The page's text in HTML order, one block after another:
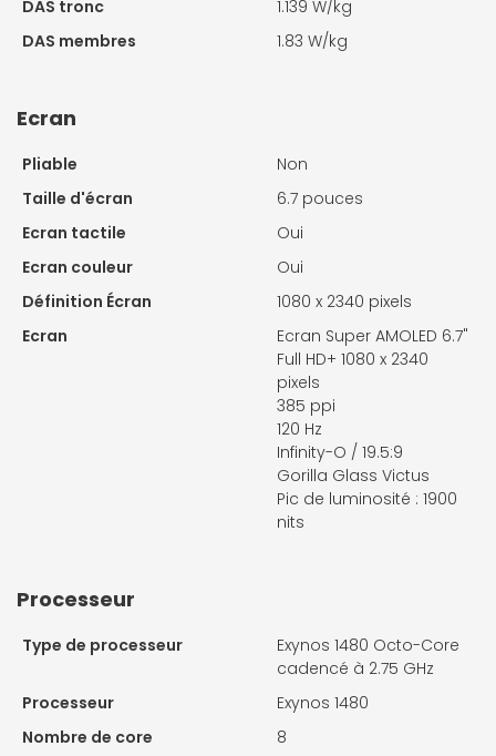
DAS tronc
1.139 W/kg
DAS membres
1.83 W/kg
Ecran
Pliable
Non
Taille d'écran
6.7 pouces
Ecran tactile
Oui
Ecran couleur
Oui
Définition Écran
1080 x 2340 pixels
Ecran
Ecran Super AMOLED 6.7"
Full HD+ 1080 x 2340
pixels
385 ppi
120 Hz
Infinity-O / 19.5:9
Gorilla Glass Victus
Pic de luminosité : 1900
nits
Processeur
Type de processeur
Exynos 1480 Octo-Core
cadencé à 2.75 GHz
Processeur
Exynos 1480
Nombre de core
8